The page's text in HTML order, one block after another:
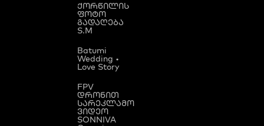
ქორწილის
ფოტო
გადაღება
S.M
Batumi
Wedding •
Love Story
FPV
დრონით
სარეკლამო
ვიდეო
SONNIVA